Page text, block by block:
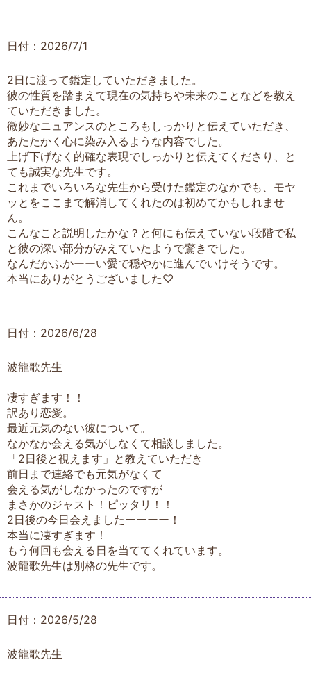
日付：2026/7/1
2日に渡って鑑定していただきました。
彼の性質を踏まえて現在の気持ちや未来のことなどを教え
ていただきました。
微妙なニュアンスのところもしっかりと伝えていただき、
あたたかく心に染み入るような内容でした。
上げ下げなく的確な表現でしっかりと伝えてくださり、と
ても誠実な先生です。
これまでいろいろな先生から受けた鑑定のなかでも、モヤ
ッとをここまで解消してくれたのは初めてかもしれませ
ん。
こんなこと説明したかな？と何にも伝えていない段階で私
と彼の深い部分がみえていたようで驚きでした。
なんだかふかーーい愛で穏やかに進んでいけそうです。
本当にありがとうございました♡
日付：2026/6/28
波龍歌先生
凄すぎます！！
訳あり恋愛。
最近元気のない彼について。
なかなか会える気がしなくて相談しました。
「2日後と視えます」と教えていただき
前日まで連絡でも元気がなくて
会える気がしなかったのですが
まさかのジャスト！ピッタリ！！
2日後の今日会えましたーーーー！
本当に凄すぎます！
もう何回も会える日を当ててくれています。
波龍歌先生は別格の先生です。
日付：2026/5/28
波龍歌先生